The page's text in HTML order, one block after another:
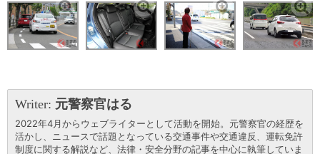
Writer: 元警察官はる
2022年4月からウェブライターとして活動を開始。元警察官の経歴を
活かし、ニュースで話題となっている交通事件や交通違反、運転免許
制度に関する解説など、法律・安全分野の記事を中心に執筆していま